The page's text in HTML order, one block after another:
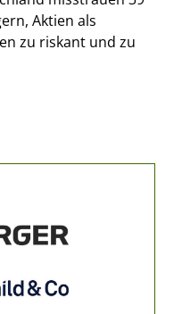
Aktien als
zu riskant und zu